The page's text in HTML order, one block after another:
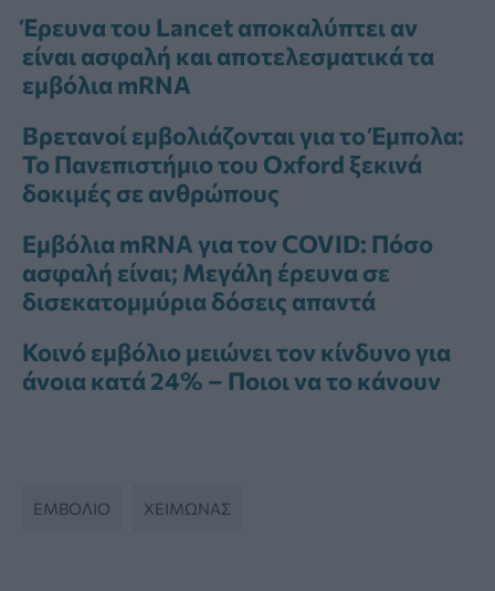
Έρευνα του Lancet αποκαλύπτει αν
είναι ασφαλή και αποτελεσματικά τα
εμβόλια mRNA
Βρετανοί εμβολιάζονται για το Έμπολα:
Το Πανεπιστήμιο του Oxford ξεκινά
δοκιμές σε ανθρώπους
Εμβόλια mRNA για τον COVID: Πόσο
ασφαλή είναι; Μεγάλη έρευνα σε
δισεκατομμύρια δόσεις απαντά
Κοινό εμβόλιο μειώνει τον κίνδυνο για
άνοια κατά 24% – Ποιοι να το κάνουν
ΕΜΒΌΛΙΟ ΧΕΙΜΏΝΑΣ